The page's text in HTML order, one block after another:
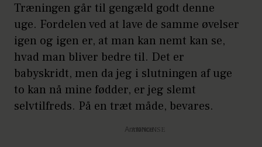
Træningen går til gengæld godt denne
uge. Fordelen ved at lave de samme øvelser
igen og igen er, at man kan nemt kan se,
hvad man bliver bedre til. Det er
babyskridt, men da jeg i slutningen af uge
to kan nå mine fødder, er jeg slemt
selvtilfreds. På en træt måde, bevares.
Annonce